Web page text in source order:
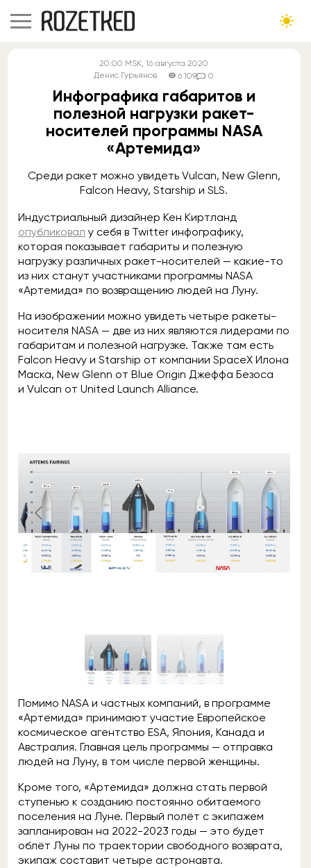
20:00 MSK, 16 августа 2020
Денис Гурьянов
6 109 0
Инфографика габаритов и
полезной нагрузки ракет-
носителей программы NASA
«Артемида»
Среди ракет можно увидеть Vulcan, New Glenn,
Falcon Heavy, Starship и SLS.
Индустриальный дизайнер Кен Киртланд
опубликовал у себя в Twitter инфографику,
которая показывает габариты и полезную
нагрузку различных ракет-носителей — какие-то
из них станут участниками программы NASA
«Артемида» по возвращению людей на Луну.
На изображении можно увидеть четыре ракеты-
носителя NASA — две из них являются лидерами по
габаритам и полезной нагрузке. Также там есть
Falcon Heavy и Starship от компании SpaceX Илона
Маска, New Glenn от Blue Origin Джеффа Безоса
и Vulcan от United Launch Alliance.
Помимо NASA и частных компаний, в программе
«Артемида» принимают участие Европейское
космическое агентство ESA, Япония, Канада и
Австралия. Главная цель программы — отправка
людей на Луну, в том числе первой женщины.
Кроме того, «Артемида» должна стать первой
ступенью к созданию постоянно обитаемого
поселения на Луне. Первый полёт с экипажем
запланирован на 2022-2023 годы — это будет
облёт Луны по траектории свободного возврата,
экипаж составит четыре астронавта.